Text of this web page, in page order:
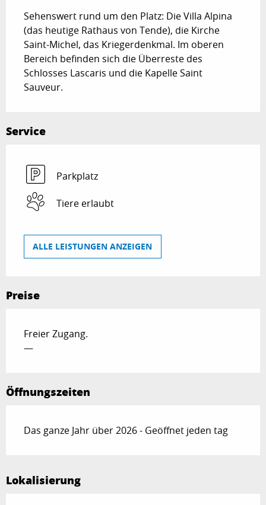
Sehenswert rund um den Platz: Die Villa Alpina
(das heutige Rathaus von Tende), die Kirche
Saint-Michel, das Kriegerdenkmal. Im oberen
Bereich befinden sich die Überreste des
Schlosses Lascaris und die Kapelle Saint
Sauveur.
Service
Parkplatz
Tiere erlaubt
ALLE LEISTUNGEN ANZEIGEN
Preise
Freier Zugang.
—
Öffnungszeiten
Das ganze Jahr über 2026 - Geöffnet jeden tag
Lokalisierung